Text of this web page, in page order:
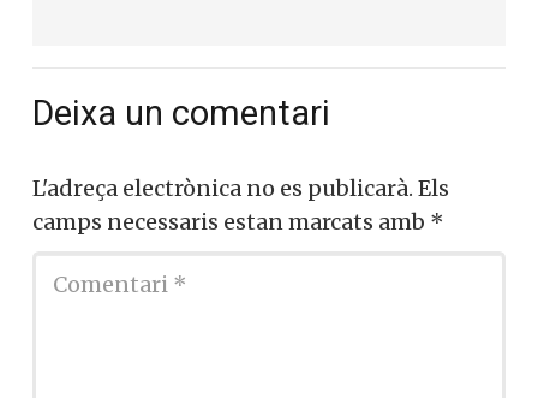
Deixa un comentari
L'adreça electrònica no es publicarà. Els
camps necessaris estan marcats amb *